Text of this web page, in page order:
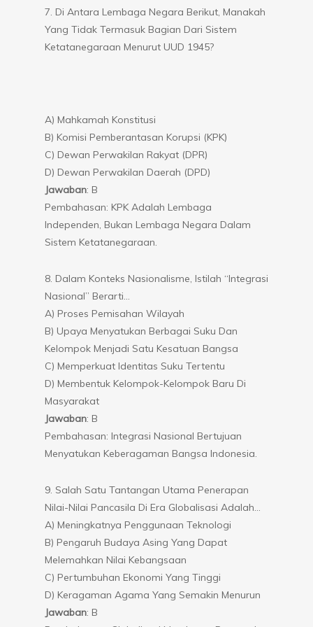
7. Di Antara Lembaga Negara Berikut, Manakah
Yang Tidak Termasuk Bagian Dari Sistem
Ketatanegaraan Menurut UUD 1945?
A) Mahkamah Konstitusi
B) Komisi Pemberantasan Korupsi (KPK)
C) Dewan Perwakilan Rakyat (DPR)
D) Dewan Perwakilan Daerah (DPD)
Jawaban: B
Pembahasan: KPK Adalah Lembaga
Independen, Bukan Lembaga Negara Dalam
Sistem Ketatanegaraan.
8. Dalam Konteks Nasionalisme, Istilah “Integrasi
Nasional” Berarti…
A) Proses Pemisahan Wilayah
B) Upaya Menyatukan Berbagai Suku Dan
Kelompok Menjadi Satu Kesatuan Bangsa
C) Memperkuat Identitas Suku Tertentu
D) Membentuk Kelompok-Kelompok Baru Di
Masyarakat
Jawaban: B
Pembahasan: Integrasi Nasional Bertujuan
Menyatukan Keberagaman Bangsa Indonesia.
9. Salah Satu Tantangan Utama Penerapan
Nilai-Nilai Pancasila Di Era Globalisasi Adalah…
A) Meningkatnya Penggunaan Teknologi
B) Pengaruh Budaya Asing Yang Dapat
Melemahkan Nilai Kebangsaan
C) Pertumbuhan Ekonomi Yang Tinggi
D) Keragaman Agama Yang Semakin Menurun
Jawaban: B